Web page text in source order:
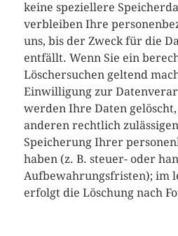
keine speziellere
verbleiben Ihre
uns, bis der Zweck für die
entfällt. Wenn Sie ein
Löschersuchen geltend
Einwilligung zur
werden Ihre Daten
anderen rechtlich
Speicherung Ihrer
haben (z. B. steuer- oder
Aufbewahrungsfristen); im
erfolgt die Löschung nach